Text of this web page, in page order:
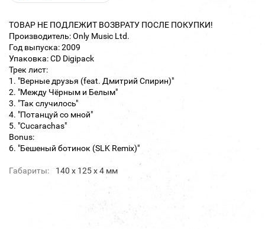
ТОВАР НЕ ПОДЛЕЖИТ ВОЗВРАТУ ПОСЛЕ ПОКУПКИ!
Производитель: Only Music Ltd.
Год выпуска: 2009
Упаковка: CD Digipack
Трек лист:
1. "Верные друзья (feat. Дмитрий Спирин)"
2. "Между Чёрным и Белым"
3. "Так случилось"
4. "Потанцуй со мной"
5. "Cucarachas"
Bonus:
6. "Бешеный ботинок (SLK Remix)"
Габариты: 140 х 125 х 4 мм